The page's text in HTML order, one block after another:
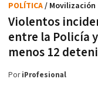
Violentos
entre la Policía
menos 12
POLÍTICA/ Movilización
PoriProfesional